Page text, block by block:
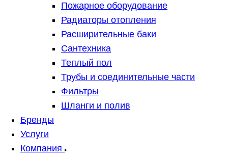
Пожарное оборудование
Радиаторы отопления
Расширительные баки
Сантехника
Теплый пол
Трубы и соединительные части
Фильтры
Шланги и полив
Бренды
Услуги
Компания